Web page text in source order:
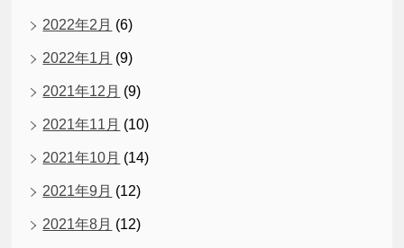
2022年2月 (6)
2022年1月 (9)
2021年12月 (9)
2021年11月 (10)
2021年10月 (14)
2021年9月 (12)
2021年8月 (12)